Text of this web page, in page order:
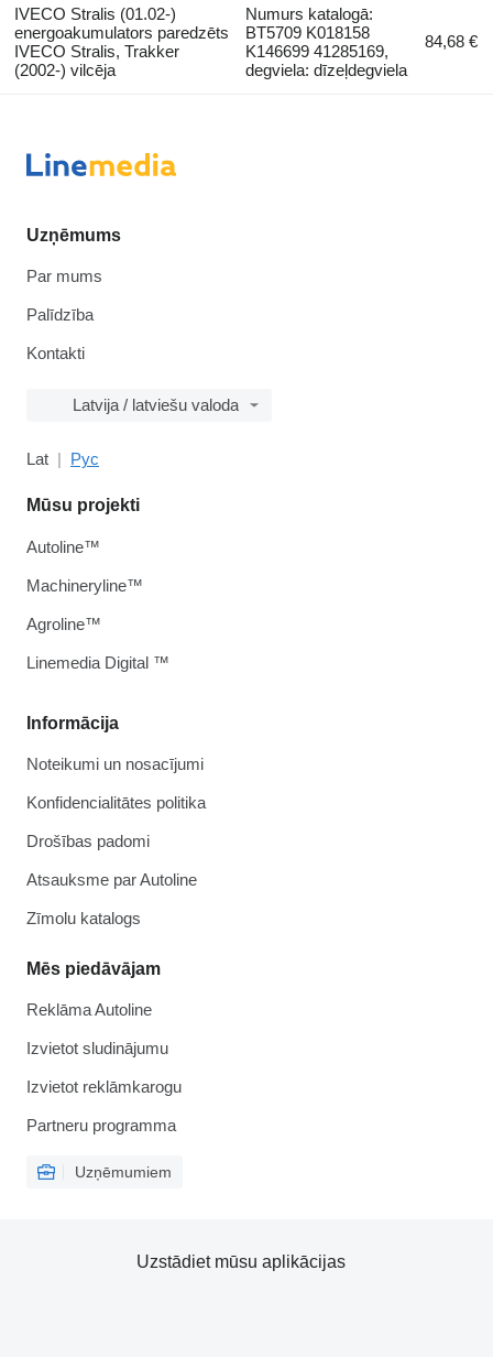
IVECO Stralis (01.02-)
energoakumulators paredzēts
IVECO Stralis, Trakker
(2002-) vilcēja
Numurs katalogā:
BT5709 K018158
K146699 41285169,
degviela: dīzeļdegviela
84,68 €
Uzņēmums
Par mums
Palīdzība
Kontakti
Latvija / latviešu valoda
Lat Рус
Informācija
Noteikumi un nosacījumi
Konfidencialitātes politika
Drošības padomi
Atsauksme par Autoline
Zīmolu katalogs
Mēs piedāvājam
Reklāma Autoline
Izvietot sludinājumu
Izvietot reklāmkarogu
Partneru programma
Uzņēmumiem
Mūsu projekti
Autoline™
Machineryline™
Agroline™
Linemedia Digital ™
Uzstādiet mūsu aplikācijas